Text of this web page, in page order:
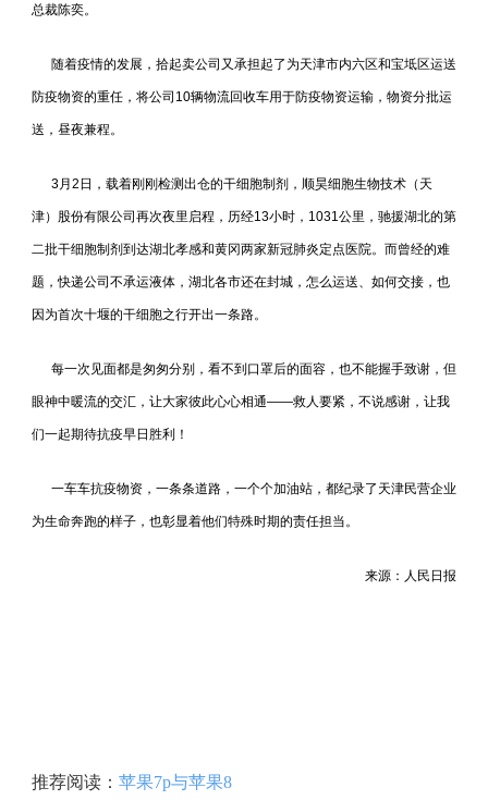
总裁陈奕。
随着疫情的发展，拾起卖公司又承担起了为天津市内六区和宝坻区运送
防疫物资的重任，将公司10辆物流回收车用于防疫物资运输，物资分批运
送，昼夜兼程。
3月2日，载着刚刚检测出仓的干细胞制剂，顺昊细胞生物技术（天
津）股份有限公司再次夜里启程，历经13小时，1031公里，驰援湖北的第
二批干细胞制剂到达湖北孝感和黄冈两家新冠肺炎定点医院。而曾经的难
题，快递公司不承运液体，湖北各市还在封城，怎么运送、如何交接，也
因为首次十堰的干细胞之行开出一条路。
每一次见面都是匆匆分别，看不到口罩后的面容，也不能握手致谢，但
眼神中暖流的交汇，让大家彼此心心相通——救人要紧，不说感谢，让我
们一起期待抗疫早日胜利！
一车车抗疫物资，一条条道路，一个个加油站，都纪录了天津民营企业
为生命奔跑的样子，也彰显着他们特殊时期的责任担当。
来源：人民日报
推荐阅读： 苹果7p与苹果8